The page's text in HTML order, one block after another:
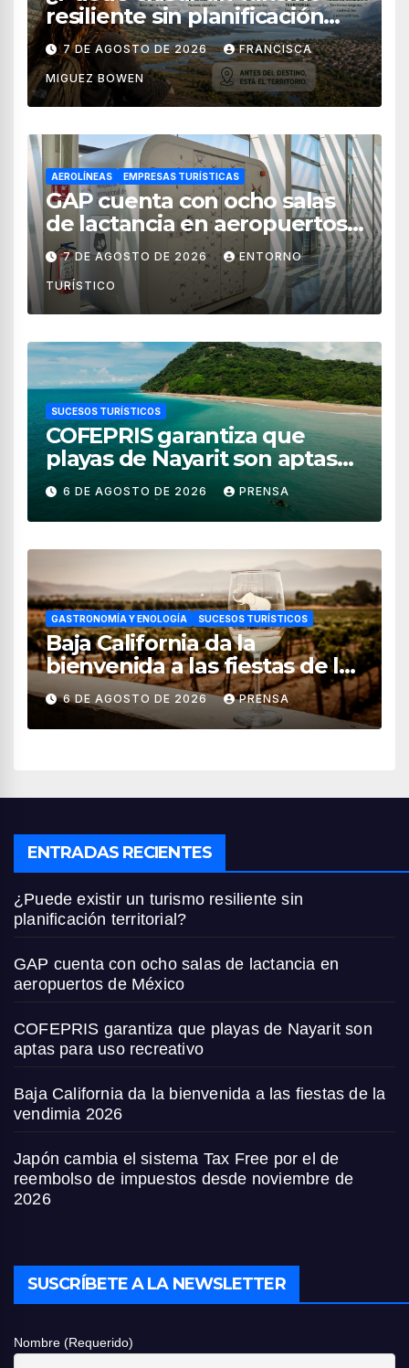
resiliente sin planificación
territorial?
7 DE AGOSTO DE 2026 FRANCISCA
MIGUEZ BOWEN
AEROLÍNEAS EMPRESAS TURÍSTICAS
GAP cuenta con ocho salas
de lactancia en aeropuertos
de México
7 DE AGOSTO DE 2026 ENTORNO
TURÍSTICO
SUCESOS TURÍSTICOS
COFEPRIS garantiza que
playas de Nayarit son aptas
para uso recreativo
6 DE AGOSTO DE 2026 PRENSA
GASTRONOMÍA Y ENOLOGÍA SUCESOS TURÍSTICOS
Baja California da la
bienvenida a las fiestas de la
vendimia 2026
6 DE AGOSTO DE 2026 PRENSA
ENTRADAS RECIENTES
¿Puede existir un turismo resiliente sin
planificación territorial?
GAP cuenta con ocho salas de lactancia en
aeropuertos de México
COFEPRIS garantiza que playas de Nayarit son
aptas para uso recreativo
Baja California da la bienvenida a las fiestas de la
vendimia 2026
Japón cambia el sistema Tax Free por el de
reembolso de impuestos desde noviembre de
2026
SUSCRÍBETE A LA NEWSLETTER
Nombre (Requerido)